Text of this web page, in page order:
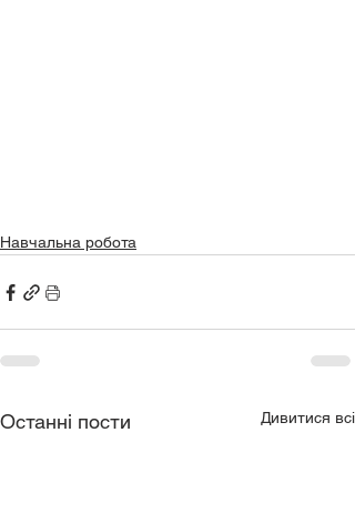
Навчальна робота
Останні пости Дивитися всі